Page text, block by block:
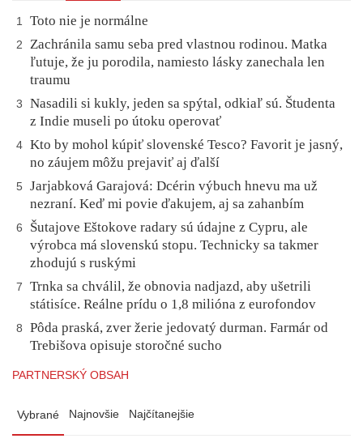
1 Toto nie je normálne
2
Zachránila samu seba pred vlastnou rodinou. Matka
ľutuje, že ju porodila, namiesto lásky zanechala len
traumu
3
Nasadili si kukly, jeden sa spýtal, odkiaľ sú. Študenta
z Indie museli po útoku operovať
4 Kto by mohol kúpiť slovenské Tesco? Favorit je jasný,
no záujem môžu prejaviť aj ďalší
5
Jarjabková Garajová: Dcérin výbuch hnevu ma už
nezraní. Keď mi povie ďakujem, aj sa zahanbím
6
Šutajove Eštokove radary sú údajne z Cypru, ale
výrobca má slovenskú stopu. Technicky sa takmer
zhodujú s ruskými
7
Trnka sa chválil, že obnovia nadjazd, aby ušetrili
státisíce. Reálne prídu o 1,8 milióna z eurofondov
8
Pôda praská, zver žerie jedovatý durman. Farmár od
Trebišova opisuje storočné sucho
PARTNERSKÝ OBSAH
Vybrané Najnovšie Najčítanejšie